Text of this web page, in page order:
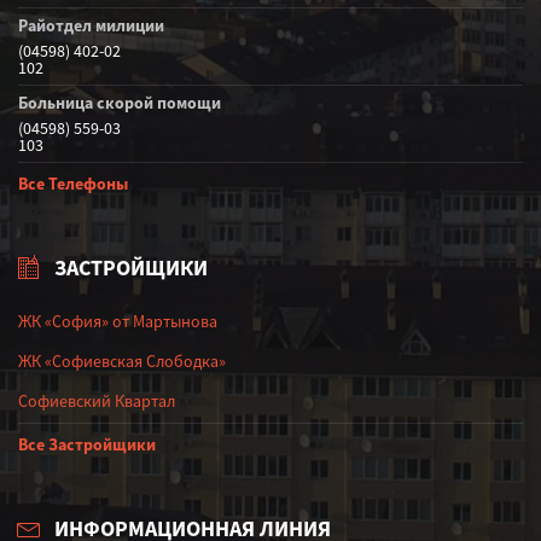
Райотдел милиции
(04598) 402-02
102
Больница скорой помощи
(04598) 559-03
103
Все Телефоны
ЗАСТРОЙЩИКИ
ЖК «София» от Мартынова
ЖК «Софиевская Слободка»
Софиевский Квартал
Все Застройщики
ИНФОРМАЦИОННАЯ ЛИНИЯ